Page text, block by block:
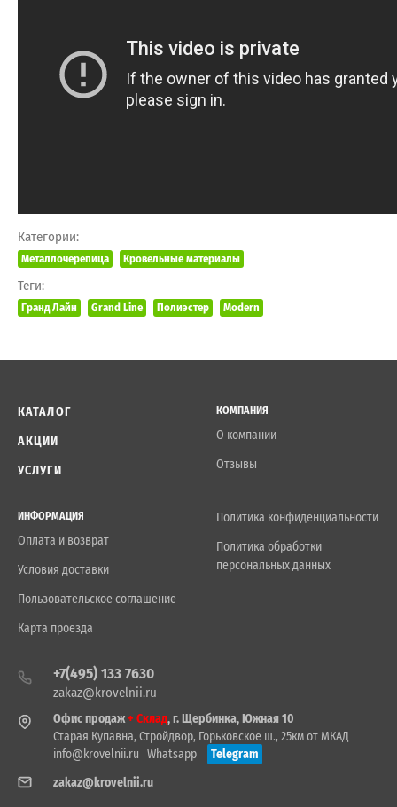
Категории:
Металлочерепица Кровельные материалы
Теги:
Гранд Лайн Grand Line Полиэстер Modern
КАТАЛОГ
АКЦИИ
УСЛУГИ
КОМПАНИЯ
О компании
Отзывы
ИНФОРМАЦИЯ
Оплата и возврат
Условия доставки
Пользовательское соглашение
Карта проезда
Политика конфиденциальности
Политика обработки
персональных данных
+7(495) 133 7630
zakaz@krovelnii.ru
Офис продаж+ Склад, г. Щербинка, Южная 10
Старая Купавна, Стройдвор, Горьковское ш., 25км от МКАД
info@krovelnii.ru Whatsapp
Telegram
zakaz@krovelnii.ru